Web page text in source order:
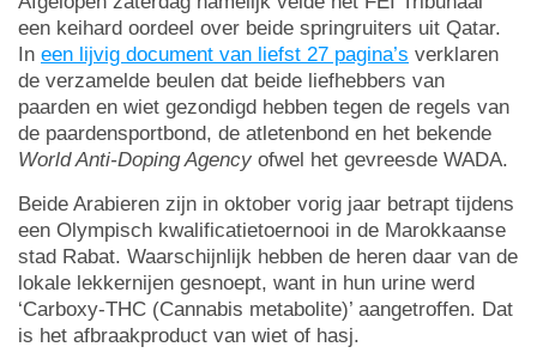
een keihard oordeel over beide springruiters uit Qatar.
In een lijvig document van liefst 27 pagina’s verklaren
de verzamelde beulen dat beide liefhebbers van
paarden en wiet gezondigd hebben tegen de regels van
de paardensportbond, de atletenbond en het bekende
World Anti-Doping Agency ofwel het gevreesde WADA.
Beide Arabieren zijn in oktober vorig jaar betrapt tijdens
een Olympisch kwalificatietoernooi in de Marokkaanse
stad Rabat. Waarschijnlijk hebben de heren daar van de
lokale lekkernijen gesnoept, want in hun urine werd
‘Carboxy-THC (Cannabis metabolite)’ aangetroffen. Dat
is het afbraakproduct van wiet of hasj.